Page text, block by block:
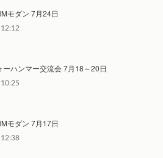
モダン 7月24日
ーハンマー交流会 7月18～20日
モダン 7月17日